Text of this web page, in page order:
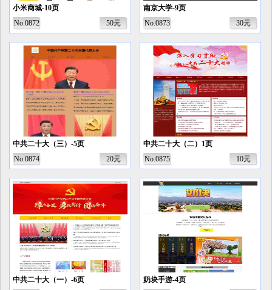
小米商城-10页
No.0872
50元
南京大学-9页
No.0873
30元
中共二十大（三）-5页
No.0874
20元
中共二十大（二）1页
No.0875
10元
中共二十大（一）-6页
奶块手游-4页